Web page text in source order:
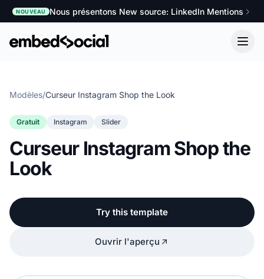
NOUVEAU Nous présentons New source: LinkedIn Mentions
Modèles/Curseur Instagram Shop the Look
Gratuit Instagram Slider
Curseur Instagram Shop the
Look
Try this template
Ouvrir l'aperçu